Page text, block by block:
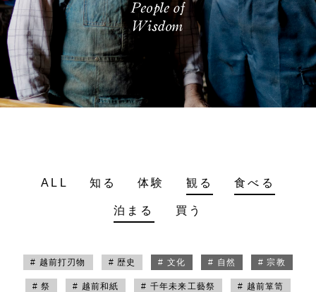
ALL 知る 体験 観る 食べる
泊まる 買う
# 越前打刃物 # 歴史 # 文化 # 自然 # 宗教
# 祭 # 越前和紙 # 千年未来工藝祭 # 越前箪笥